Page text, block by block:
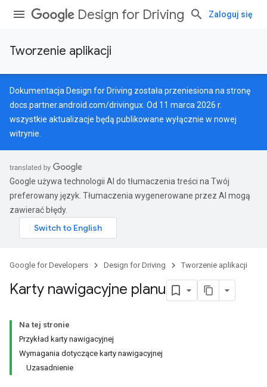
Design for Driving Zaloguj się
Tworzenie aplikacji
Dokumentacja Design for Driving została przeniesiona na stronę
docs.partner.android.com/drivingux . Od 11 marca 2026 r.
wszystkie aktualizacje będą publikowane wyłącznie w nowej
witrynie.
Google używa technologii AI do tłumaczenia treści na Twój
preferowany język. Tłumaczenia wygenerowane przez AI mogą
zawierać błędy.
Google for Developers Design for Driving Tworzenie aplikacji
Karty nawigacyjne planu
Na tej stronie
Przykład karty nawigacyjnej
Wymagania dotyczące karty nawigacyjnej
Uzasadnienie